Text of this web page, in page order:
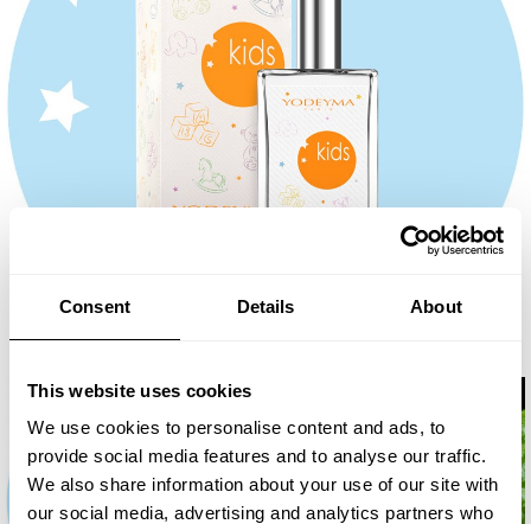
Consent Details About
This website uses cookies
We use cookies to personalise content and ads, to
provide social media features and to analyse our traffic.
We also share information about your use of our site with
our social media, advertising and analytics partners who